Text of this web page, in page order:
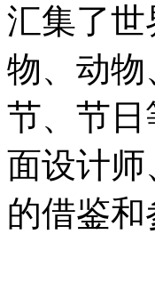
汇集了世
物、动
节、节
面设计
的借鉴和